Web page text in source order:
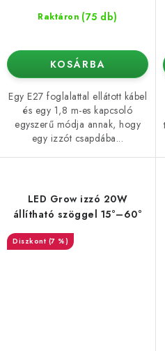
Raktáron (75 db)
KOSÁRBA
Egy E27 foglalattal ellátott kábel
és egy 1,8 m-es kapcsoló
egyszerű módja annak, hogy
egy izzót csapdába...
LED Grow izzó 20W
állítható szöggel 15°–60°
(7 %)